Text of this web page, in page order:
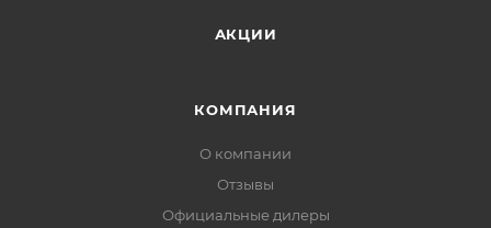
АКЦИИ
КОМПАНИЯ
О компании
Отзывы
Официальные дилеры